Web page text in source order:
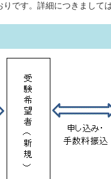
です。詳細につきまして